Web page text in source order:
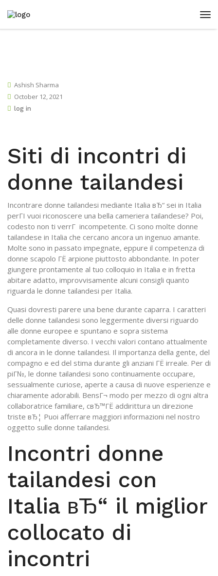
Ashish Sharma
October 12, 2021
log in
Siti di incontri di
donne tailandesi
Incontrare donne tailandesi mediante Italia вЂ“ sei in Italia
perГІ vuoi riconoscere una bella cameriera tailandese? Poi,
codesto non ti verrГ incompetente. Ci sono molte donne
tailandese in Italia che cercano ancora un ingenuo amante.
Molte sono in passato impegnate, eppure il competenza di
donne scapolo ГЁ arpione piuttosto abbondante. In poter
giungere prontamente al tuo colloquio in Italia e in fretta
abitare adatto, improvvisamente alcuni consigli quanto
riguarda le donne tailandesi per Italia.
Quasi dovresti parere una bene durante caparra. I caratteri
delle donne tailandesi sono leggermente diversi riguardo
alle donne europee e spuntano e sopra sistema
completamente diverso. I vecchi valori contano attualmente
di ancora in le donne tailandesi. Il importanza della gente, del
compagno e ed del stima durante gli anziani ГЁ irreale. Per di
piГ№, le donne tailandesi sono continuamente occupare,
sessualmente curiose, aperte a causa di nuove esperienze e
chiaramente adorabili. BensГ¬ modo per mezzo di ogni altra
collaboratrice familiare, cвЂ™ГЁ addirittura un direzione
triste вЂ¦ Puoi afferrare maggiori informazioni nel nostro
oggetto sulle donne tailandesi.
Incontri donne
tailandesi con
Italia вЂ“ il miglior
collocato di
incontri